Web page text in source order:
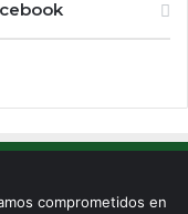
comprometidos en